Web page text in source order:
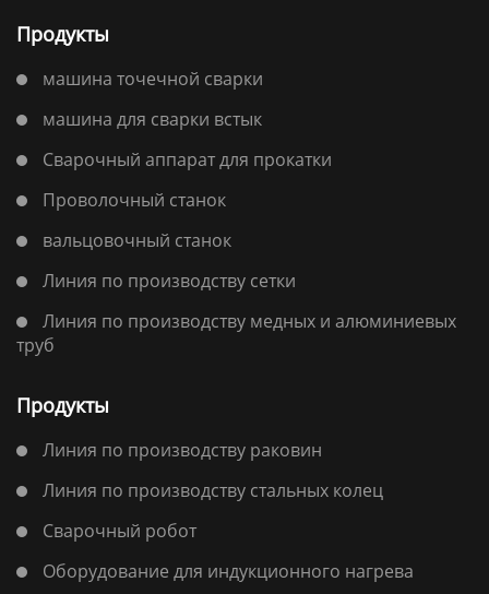
Продукты
машина точечной сварки
машина для сварки встык
Сварочный аппарат для прокатки
Проволочный станок
вальцовочный станок
Линия по производству сетки
Линия по производству медных и алюминиевых
труб
Продукты
Линия по производству раковин
Линия по производству стальных колец
Сварочный робот
Оборудование для индукционного нагрева